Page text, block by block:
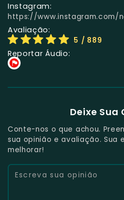
Instagram:
https://www.instagram.com/
Avaliação:
5 / 889
Reportar Áudio:
Deixe Sua
Conte-nos o que achou.
sua opinião e avaliação. Sua
melhorar!